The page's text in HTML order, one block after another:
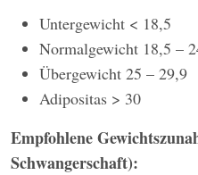
Untergewicht < 18,5
Normalgewicht 18,5 –
Übergewicht 25 – 29,9
Adipositas > 30
Empfohlene
Schwangerschaft):